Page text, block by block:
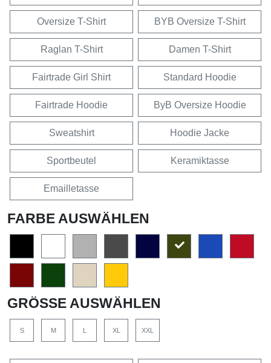
Oversize T-Shirt BYB Oversize T-Shirt
Raglan T-Shirt Damen T-Shirt
Fairtrade Girl Shirt Standard Hoodie
Fairtrade Hoodie ByB Oversize Hoodie
Sweatshirt Hoodie Jacke
Sportbeutel Keramiktasse
Emailletasse
FARBE AUSWÄHLEN
GRÖSSE AUSWÄHLEN
S M L XL XXL